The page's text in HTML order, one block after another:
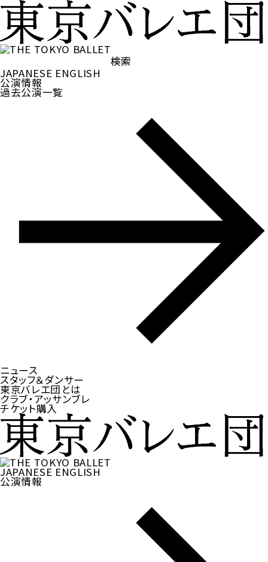
検
索:
JAPANESE ENGLISH
公演情報
過去公演一覧
ニュース
スタッフ＆ダンサー
東京バレエ団とは
クラブ・アッサンブレ
チケット購入
JAPANESE ENGLISH
公演情報